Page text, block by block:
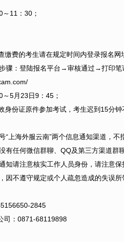
11：30；
缴费的考生请在规定时间内登录报名
骤：登陆报名平台→审核通过→打印
5月23日9：45；
份证原件参加考试，考生迟到15分钟
“上海外服云南”两个信息通知渠道，
有任何微信群聊、QQ及第三方渠道群
知请注意核实工作人员身份，请注意
因不遵守规定或个人疏忽造成的失误
2845
司：0871-68119898